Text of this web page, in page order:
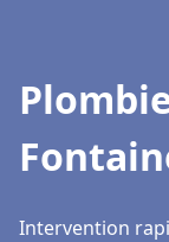
Intervention